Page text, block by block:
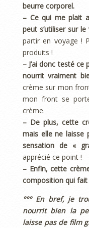
beurre corporel.
– Ce qui me plait
peut s’utiliser sur
partir en voyage !
produits !
– J’ai donc testé
nourrit vraiment
crème sur mon
mon front se
crème.
– De plus, cette
mais elle ne laisse
sensation de «
apprécié ce point !
– Enfin, cette
composition qui fait
°°° En bref, je
nourrit bien la
laisse pas de film